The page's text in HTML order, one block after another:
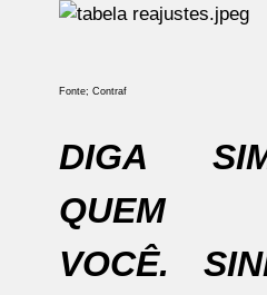
Fonte; Contraf
DIGA
QUEM
VOCÊ.